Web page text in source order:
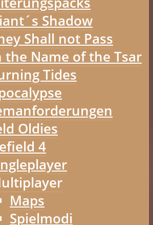
Shadow
Shall not Pass
the Name of the Tsar
Tides
Oldies
4
Maps
Spielmodi